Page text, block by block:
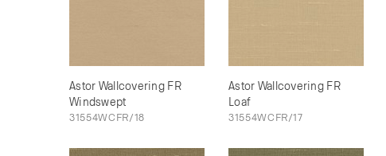
Astor Wallcovering FR
Windswept
31554WCFR/18
Astor Wallcovering FR
Loaf
31554WCFR/17